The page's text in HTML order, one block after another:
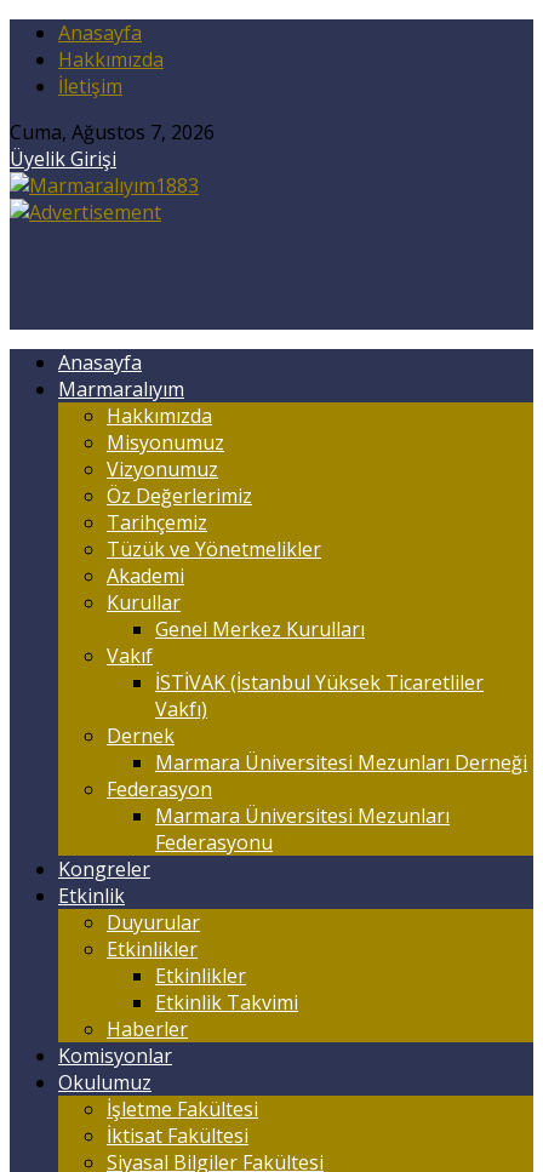
Anasayfa
Hakkımızda
İletişim
Cuma, Ağustos 7, 2026
Üyelik Girişi
Anasayfa
Marmaralıyım
Hakkımızda
Misyonumuz
Vizyonumuz
Öz Değerlerimiz
Tarihçemiz
Tüzük ve Yönetmelikler
Akademi
Kurullar
Genel Merkez Kurulları
Vakıf
İSTİVAK (İstanbul Yüksek Ticaretliler
Vakfı)
Dernek
Marmara Üniversitesi Mezunları Derneği
Federasyon
Marmara Üniversitesi Mezunları
Federasyonu
Kongreler
Etkinlik
Duyurular
Etkinlikler
Etkinlikler
Etkinlik Takvimi
Haberler
Komisyonlar
Okulumuz
İşletme Fakültesi
İktisat Fakültesi
Siyasal Bilgiler Fakültesi